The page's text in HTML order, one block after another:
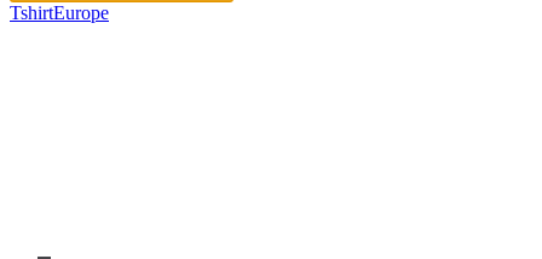
TshirtEurope